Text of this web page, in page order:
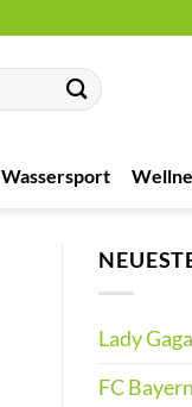
Wassersport
Lady Gaga
FC